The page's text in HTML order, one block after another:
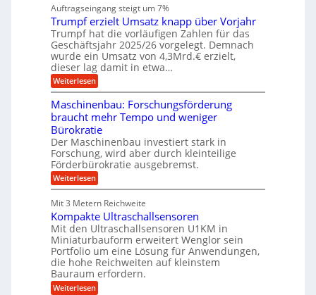
e
n
b
a
u
a
u
e
n
f
ü
h
r
u
n
g
e
n
B
S
C
L
w
e
i
t
e
e
n
t
w
i
c
k
e
r
t
u
n
g
s
f
r
e
e
s
H
y
b
r
i
d
-
u
g
e
l
l
a
g
e
r
Auftragseingang steigt um 7%
Trumpf erzielt Umsatz knapp über Vorjahr
Trumpf hat die vorläufigen Zahlen für das
Geschäftsjahr 2025/26 vorgelegt. Demnach
wurde ein Umsatz von 4,3Mrd.€ erzielt,
dieser lag damit in etwa…
Weiterlesen:
T
u
m
p
f
e
r
z
i
e
t
U
m
s
a
t
z
k
n
Maschinenbau: Forschungsförderung
braucht mehr Tempo und weniger
Bürokratie
Der Maschinenbau investiert stark in
Forschung, wird aber durch kleinteilige
Förderbürokratie ausgebremst.
Weiterlesen:
M
s
c
h
i
n
e
n
b
a
Mit 3 Metern Reichweite
Kompakte Ultraschallsensoren
Mit den Ultraschallsensoren U1KM in
Miniaturbauform erweitert Wenglor sein
Portfolio um eine Lösung für Anwendungen,
die hohe Reichweiten auf kleinstem
Bauraum erfordern.
Weiterlesen: